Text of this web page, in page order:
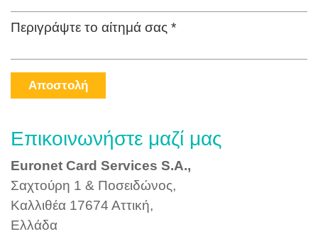
Περιγράψτε το αίτημά σας *
Αποστολή
Επικοινωνήστε μαζί μας
Euronet Card Services S.A.,
Σαχτούρη 1 & Ποσειδώνος,
Καλλιθέα 17674 Αττική,
Ελλάδα